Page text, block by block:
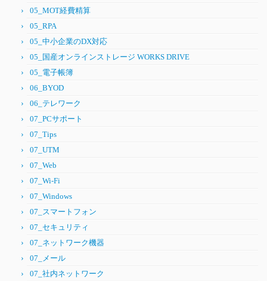
05_MOT経費精算
05_RPA
05_中小企業のDX対応
05_国産オンラインストレージ WORKS DRIVE
05_電子帳簿
06_BYOD
06_テレワーク
07_PCサポート
07_Tips
07_UTM
07_Web
07_Wi-Fi
07_Windows
07_スマートフォン
07_セキュリティ
07_ネットワーク機器
07_メール
07_社内ネットワーク